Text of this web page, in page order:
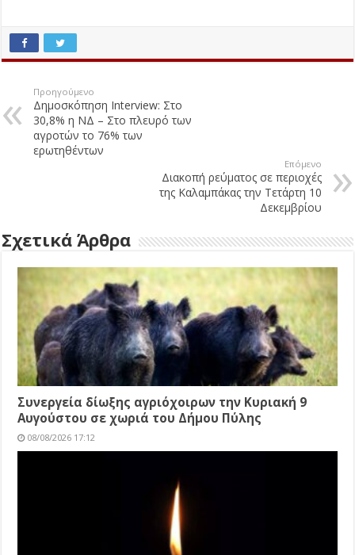
Προηγούμενο
Δημοσκόπηση Interview: Στο
30,8% η ΝΔ – Στο πλευρό των
αγροτών το 76% των
ερωτηθέντων
Επόμενο
Διακοπή ρεύματος σε περιοχές
της Καλαμπάκας την Τετάρτη 10
Δεκεμβρίου
Σχετικά Άρθρα
Συνεργεία δίωξης αγριόχοιρων την Κυριακή 9
Αυγούστου σε χωριά του Δήμου Πύλης
08/08/2026 17:12